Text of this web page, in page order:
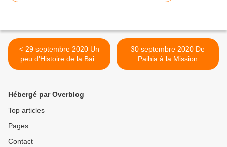
< 29 septembre 2020 Un
peu d'Histoire de la Baie
des Iles ( Bay of Islands ).
30 septembre 2020 De
Paihia à la Mission
WAIMATE >
Hébergé par Overblog
Top articles
Pages
Contact